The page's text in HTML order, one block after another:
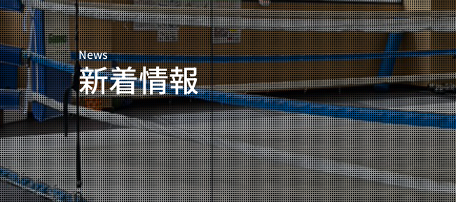
ご予約
プライベートコース予約
レンタルスタジオ予約
名古屋大橋ボクシングジムについて
大橋弘政プロフィール
スタッフ紹介
料金案内
設備紹介
実戦コース
料金システム
選手紹介
よくある質問
News
新着情報